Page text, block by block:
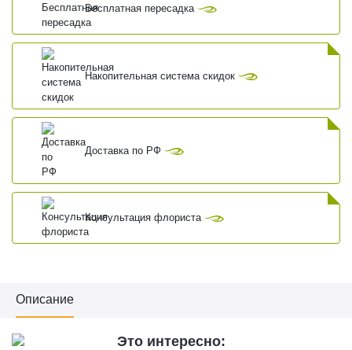
Бесплатная пересадка
Накопительная система скидок
Доставка по РФ
Консультация флориста
Описание
Это интересно: